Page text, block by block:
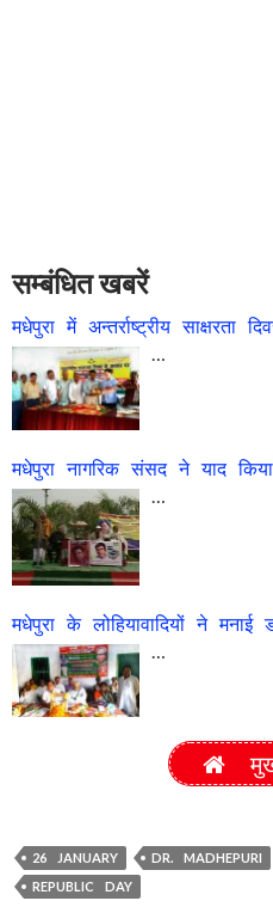
सम्बंधित खबरें
मधेपुरा में अन्तर्राष्ट्रीय साक्षरता
…
मधेपुरा नागरिक संसद ने याद
…
मधेपुरा के लोहियावादियों ने मनाई
26 JANUARY DR. MADHEPURI
REPUBLIC DAY